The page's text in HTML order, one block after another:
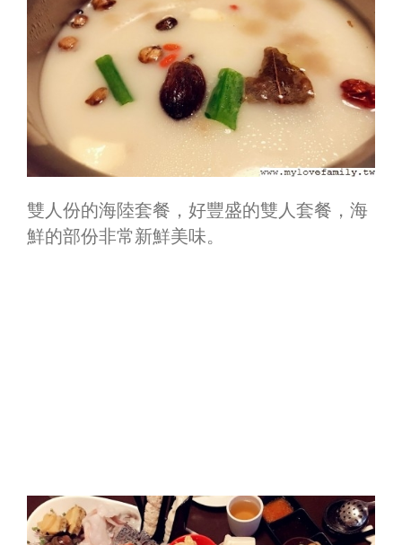
雙人份的海陸套餐，好豐盛的雙人套餐，海
鮮的部份非常新鮮美味。